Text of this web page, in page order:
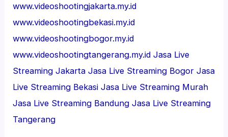
www.videoshootingjakarta.my.id
www.videoshootingbekasi.my.id
www.videoshootingbogor.my.id
www.videoshootingtangerang.my.id Jasa Live
Streaming Jakarta Jasa Live Streaming Bogor Jasa
Live Streaming Bekasi Jasa Live Streaming Murah
Jasa Live Streaming Bandung Jasa Live Streaming
Tangerang